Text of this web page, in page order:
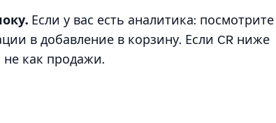
Если у вас есть аналитика: посмотрите
в добавление в корзину. Если CR ниже
не как продажи.